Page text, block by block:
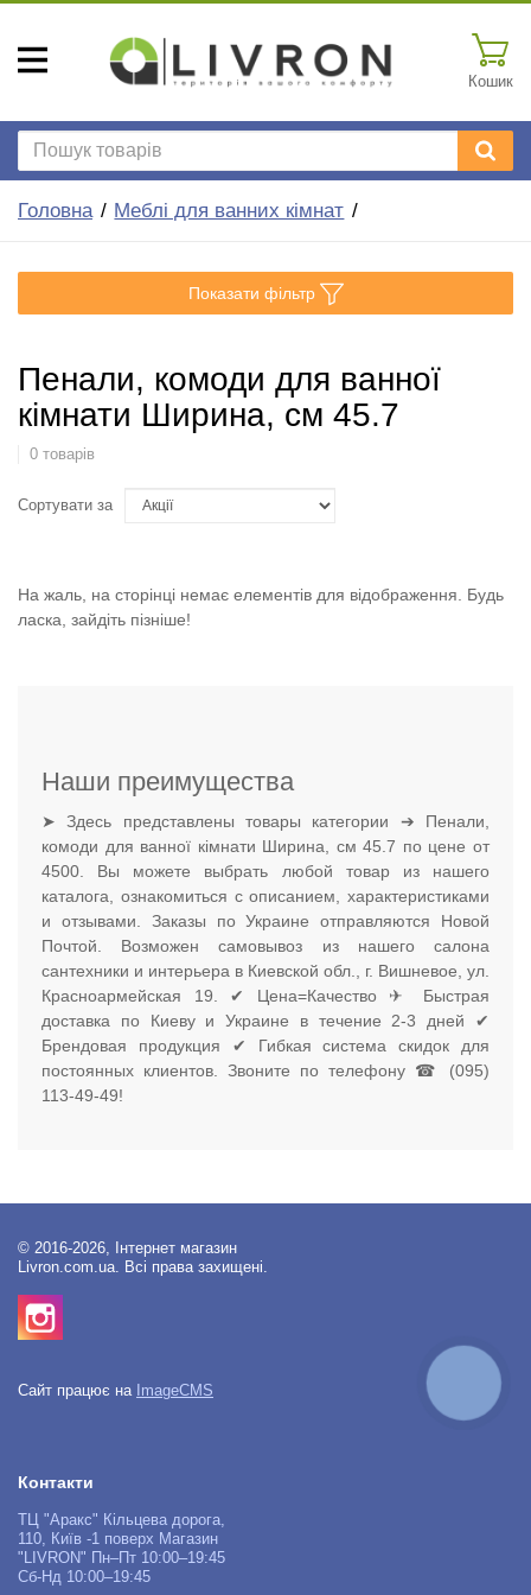
Кошик
Головна Меблі для ванних кімнат
Показати фільтр
Пенали, комоди для ванної
кімнати Ширина, см 45.7
0 товарів
Сортувати за
На жаль, на сторінці немає елементів для відображення. Будь
ласка, зайдіть пізніше!
Наши преимущества
➤ Здесь представлены товары категории ➔ Пенали,
комоди для ванної кімнати Ширина, см 45.7 по цене от
4500. Вы можете выбрать любой товар из нашего
каталога, ознакомиться с описанием, характеристиками
и отзывами. Заказы по Украине отправляются Новой
Почтой. Возможен самовывоз из нашего салона
сантехники и интерьера в Киевской обл., г. Вишневое, ул.
Красноармейская 19. ✔ Цена=Качество ✈ Быстрая
доставка по Киеву и Украине в течение 2-3 дней ✔
Брендовая продукция ✔ Гибкая система скидок для
постоянных клиентов. Звоните по телефону ☎ (095)
113-49-49!
© 2016-2026, Інтернет магазин
Livron.com.ua. Всі права захищені.
Сайт працює на ImageCMS
Контакти
ТЦ "Аракс" Кільцева дорога,
110, Київ -1 поверх Магазин
"LIVRON" Пн–Пт 10:00–19:45
Сб-Нд 10:00–19:45